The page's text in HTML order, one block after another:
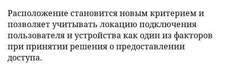
Расположение становится новым критерием и
позволяет учитывать локацию подключения
пользователя и устройства как один из факторов
при принятии решения о предоставлении
доступа.